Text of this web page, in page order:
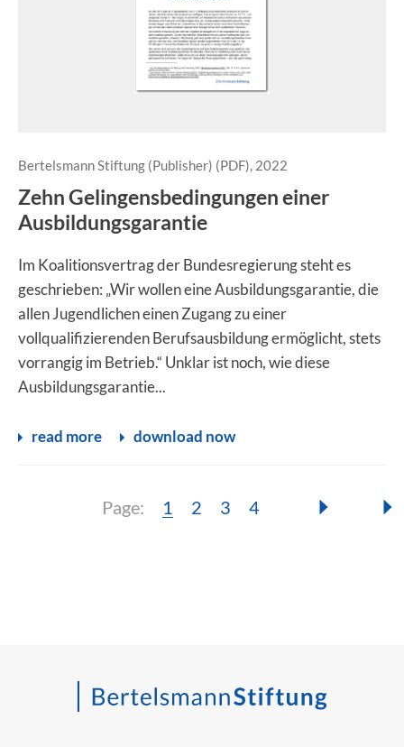
Bertelsmann Stiftung (Publisher) (PDF), 2022
Zehn Gelingensbedingungen einer
Ausbildungsgarantie
Im Koalitionsvertrag der Bundesregierung steht es
geschrieben: „Wir wollen eine Ausbildungsgarantie, die
allen Jugendlichen einen Zugang zu einer
vollqualifizierenden Berufsausbildung ermöglicht, stets
vorrangig im Betrieb.“ Unklar ist noch, wie diese
Ausbildungsgarantie...
read more download now
Page: Page:
1 Page:
2 Page:
3 Page:
4